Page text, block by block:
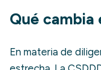
Qué cambia
En materia de